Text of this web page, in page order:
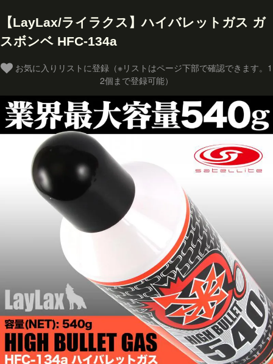
【LayLax/ライラクス】ハイバレットガス ガ
スボンベ HFC-134a
2個まで登録可能）